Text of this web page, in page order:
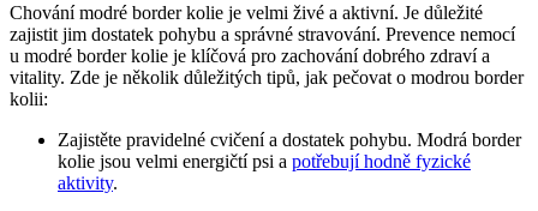
Chování modré border kolie je velmi živé a aktivní. Je důležité
zajistit jim dostatek pohybu a správné stravování. Prevence nemocí
u modré border kolie je klíčová pro zachování dobrého zdraví a
vitality. Zde je několik důležitých tipů, jak pečovat o modrou border
kolii:
Zajistěte pravidelné cvičení a dostatek pohybu. Modrá border
kolie jsou velmi energičtí psi a potřebují hodně fyzické
aktivity.